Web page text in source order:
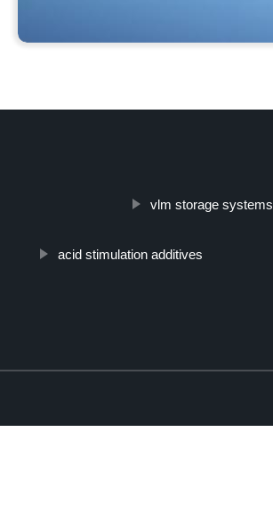
vlm storage systems
acid stimulation additives